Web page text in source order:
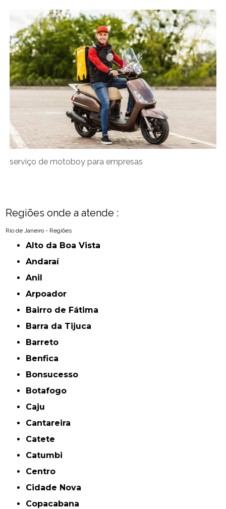
serviço de motoboy para empresas
Regiões onde a atende :
Rio de Janeiro - Regiões
Alto da Boa Vista
Andaraí
Anil
Arpoador
Bairro de Fátima
Barra da Tijuca
Barreto
Benfica
Bonsucesso
Botafogo
Caju
Cantareira
Catete
Catumbi
Centro
Cidade Nova
Copacabana